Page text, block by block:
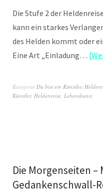
Die Stufe 2 der
kann ein starkes
des Helden kommt oder
Eine Art „Einladung…
Kategorie Du bist ein Künstler,
Künstler, Heldenreise, Lebenskunst
Die Morgenseiten
Gedankenschwall-